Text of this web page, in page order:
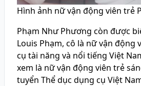
Hình ảnh nữ vận động viên trẻ
Phạm Như Phương còn được
Louis Phạm, cô là nữ vận động
cụ tài năng và nổi tiếng Việt
xem là nữ vận động viên trẻ
tuyển Thể dục dụng cụ Việt